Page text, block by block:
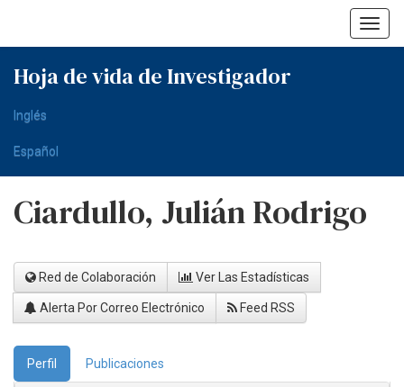
Hoja de vida de Investigador
Inglés
Español
Ciardullo, Julián Rodrigo
Red de Colaboración Ver Las Estadísticas
Alerta Por Correo Electrónico Feed RSS
Perfil Publicaciones